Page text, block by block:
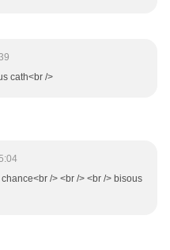
cath<br />
/> <br /> <br /> bisous